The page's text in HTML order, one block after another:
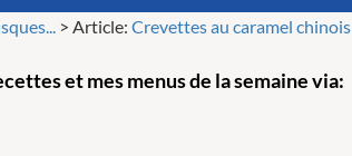
> Article: Crevettes au caramel chinois
et mes menus de la semaine via: